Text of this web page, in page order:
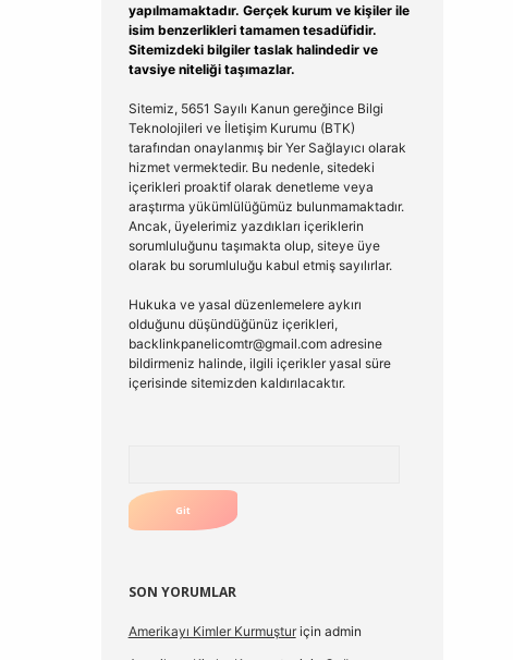
yapılmamaktadır. Gerçek kurum ve kişiler ile
isim benzerlikleri tamamen tesadüfidir.
Sitemizdeki bilgiler taslak halindedir ve
tavsiye niteliği taşımazlar.
Sitemiz, 5651 Sayılı Kanun gereğince Bilgi
Teknolojileri ve İletişim Kurumu (BTK)
tarafından onaylanmış bir Yer Sağlayıcı olarak
hizmet vermektedir. Bu nedenle, sitedeki
içerikleri proaktif olarak denetleme veya
araştırma yükümlülüğümüz bulunmamaktadır.
Ancak, üyelerimiz yazdıkları içeriklerin
sorumluluğunu taşımakta olup, siteye üye
olarak bu sorumluluğu kabul etmiş sayılırlar.
Hukuka ve yasal düzenlemelere aykırı
olduğunu düşündüğünüz içerikleri,
backlinkpanelicomtr@gmail.comadresine
bildirmeniz halinde, ilgili içerikler yasal süre
içerisinde sitemizden kaldırılacaktır.
SON YORUMLAR
Amerikayı Kimler Kurmuşturiçin admin